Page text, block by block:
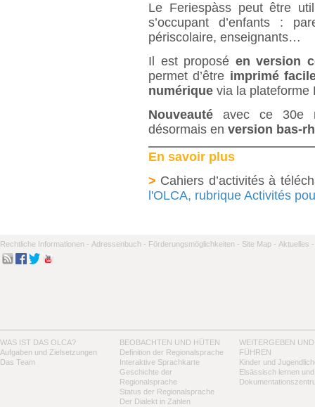
Le Feriespàss peut être
s’occupant d’enfants :
périscolaire, enseignants…
Il est proposé en version
permet d’être imprimé
numérique via la plateforme
Nouveauté avec ce 30e
désormais en version bas-
En savoir plus
> Cahiers d’activités à
l'OLCA, rubrique Activités
Rechtliche Informationen - Adressenbuch - Förderungsmöglichkeiten - Site Map - Aktuelles -
WAS IST DAS OLCA?
Aufgaben und Zielsetzungen
Das Team
BEOBACHTEN UND HÜTEN
Definition der Regionalsprache
Interaktive Sprachkarte
Geschichte der
Regionalsprache
Status der Regionalsprache
Der Dialekt in Zahlen
WEITERGEBEN UND
FÜHREN
Kinder und
Elsässisch lernen